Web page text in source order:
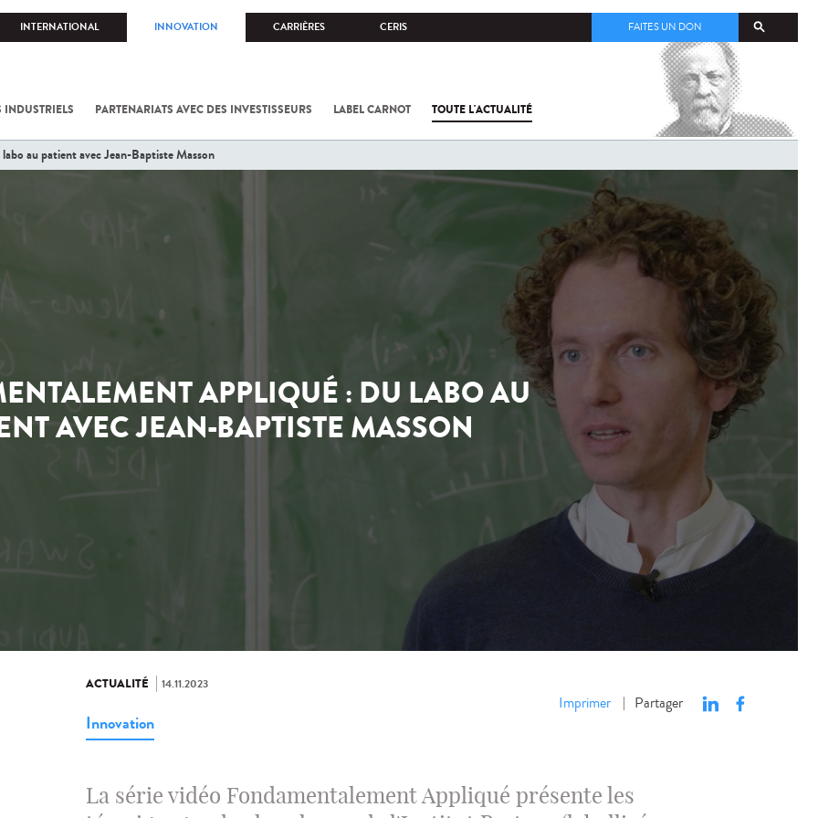
INTERNATIONAL INNOVATION CARRIÈRES CERIS FAITES UN DON
INDUSTRIELS PARTENARIATS AVEC DES INVESTISSEURS LABEL CARNOT TOUTE L'ACTUALITÉ
au patient avec Jean-Baptiste Masson
APPLIQUÉ : DU LABO AU
AVEC JEAN-BAPTISTE MASSON
ACTUALITÉ 14.11.2023
Imprimer | Partager
Innovation
La série vidéo Fondamentalement Appliqué présente les